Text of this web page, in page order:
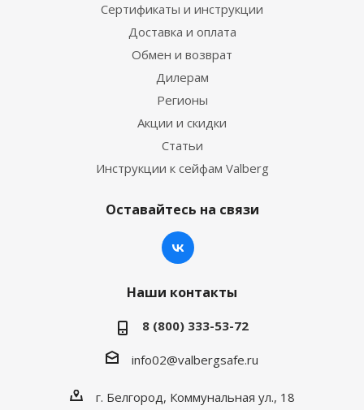
Сертификаты и инструкции
Доставка и оплата
Обмен и возврат
Дилерам
Регионы
Акции и скидки
Статьи
Инструкции к сейфам Valberg
Оставайтесь на связи
Наши контакты
8 (800) 333-53-72
info02@valbergsafe.ru
г. Белгород, Коммунальная ул., 18